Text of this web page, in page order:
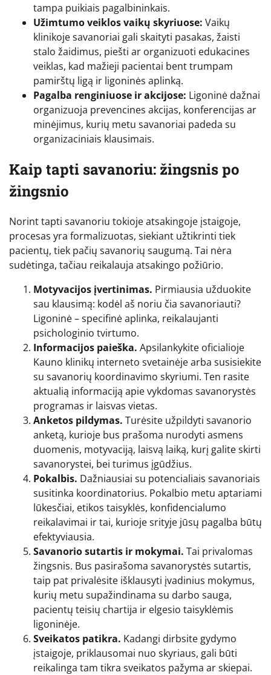
tampa puikiais pagalbininkais.
Užimtumo veiklos vaikų skyriuose: Vaikų
klinikoje savanoriai gali skaityti pasakas, žaisti
stalo žaidimus, piešti ar organizuoti edukacines
veiklas, kad mažieji pacientai bent trumpam
pamirštų ligą ir ligoninės aplinką.
Pagalba renginiuose ir akcijose: Ligoninė dažnai
organizuoja prevencines akcijas, konferencijas ar
minėjimus, kurių metu savanoriai padeda su
organizaciniais klausimais.
Kaip tapti savanoriu: žingsnis po
žingsnio
Norint tapti savanoriu tokioje atsakingoje įstaigoje,
procesas yra formalizuotas, siekiant užtikrinti tiek
pacientų, tiek pačių savanorių saugumą. Tai nėra
sudėtinga, tačiau reikalauja atsakingo požiūrio.
Motyvacijos įvertinimas. Pirmiausia užduokite
sau klausimą: kodėl aš noriu čia savanoriauti?
Ligoninė – specifinė aplinka, reikalaujanti
psichologinio tvirtumo.
Informacijos paieška. Apsilankykite oficialioje
Kauno klinikų interneto svetainėje arba susisiekite
su savanorių koordinavimo skyriumi. Ten rasite
aktualią informaciją apie vykdomas savanorystės
programas ir laisvas vietas.
Anketos pildymas. Turėsite užpildyti savanorio
anketą, kurioje bus prašoma nurodyti asmens
duomenis, motyvaciją, laisvą laiką, kurį galite skirti
savanorystei, bei turimus įgūdžius.
Pokalbis. Dažniausiai su potencialiais savanoriais
susitinka koordinatorius. Pokalbio metu aptariami
lūkesčiai, etikos taisyklės, konfidencialumo
reikalavimai ir tai, kurioje srityje jūsų pagalba būtų
efektyviausia.
Savanorio sutartis ir mokymai. Tai privalomas
žingsnis. Bus pasirašoma savanorystės sutartis,
taip pat privalėsite išklausyti įvadinius mokymus,
kurių metu supažindinama su darbo sauga,
pacientų teisių chartija ir elgesio taisyklėmis
ligoninėje.
Sveikatos patikra. Kadangi dirbsite gydymo
įstaigoje, priklausomai nuo skyriaus, gali būti
reikalinga tam tikra sveikatos pažyma ar skiepai.